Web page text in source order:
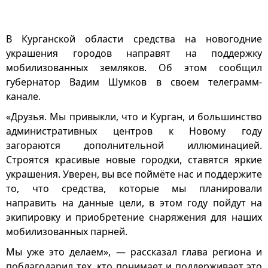
В Курганской области средства на новогодние
украшения городов направят на поддержку
мобилизованных земляков. Об этом сообщил
губернатор Вадим Шумков в своем телеграмм-
канале.
«Друзья. Мы привыкли, что и Курган, и большинство
административных центров к Новому году
загораются дополнительной иллюминацией.
Строятся красивые новые городки, ставятся яркие
украшения. Уверен, вы все поймёте нас и поддержите
то, что средства, которые мы планировали
направить на данные цели, в этом году пойдут на
экипировку и приобретение снаряжения для наших
мобилизованных парней.
Мы уже это делаем», — рассказал глава региона и